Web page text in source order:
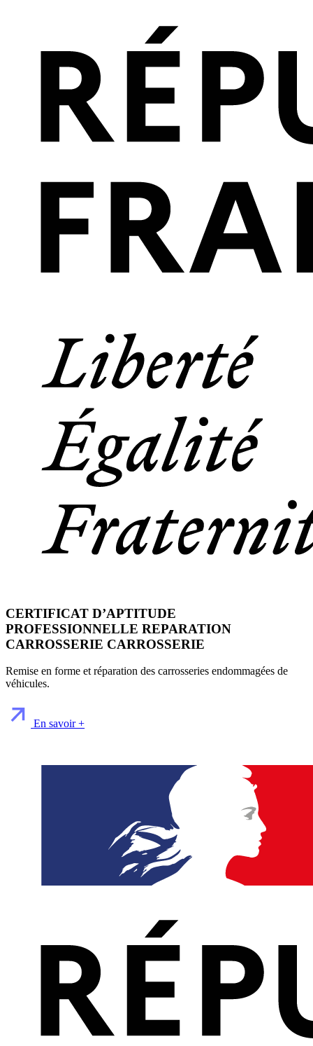
CERTIFICAT D’APTITUDE
PROFESSIONNELLE REPARATION
CARROSSERIE CARROSSERIE
Remise en forme et réparation des carrosseries endommagées de
véhicules.
En savoir +